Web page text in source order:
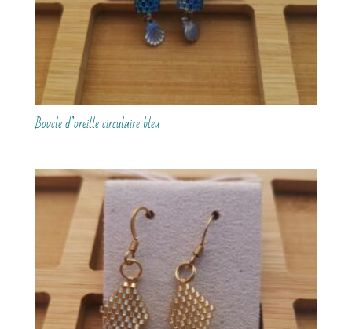
Boucle d’oreille circulaire bleu